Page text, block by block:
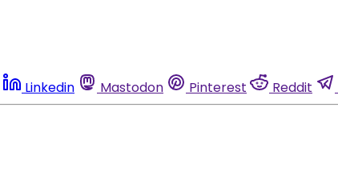
Linkedin Mastodon Pinterest Reddit